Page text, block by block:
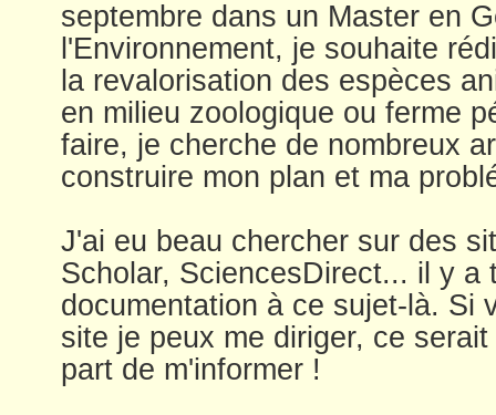
septembre dans un Master en
l'Environnement, je souhaite
la revalorisation des espèces
en milieu zoologique ou ferme
faire, je cherche de nombreux
construire mon plan et ma
J'ai eu beau chercher sur des
Scholar, SciencesDirect... il y a
documentation à ce sujet-là. Si
site je peux me diriger, ce
part de m'informer !